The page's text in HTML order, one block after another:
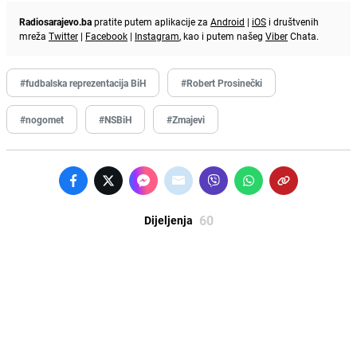
Radiosarajevo.bapratite putem aplikacije za Android | iOS i društvenih
mreža Twitter | Facebook | Instagram, kao i putem našeg ViberChata.
#fudbalska reprezentacija BiH #Robert Prosinečki
#nogomet #NSBiH #Zmajevi
Dijeljenja 60